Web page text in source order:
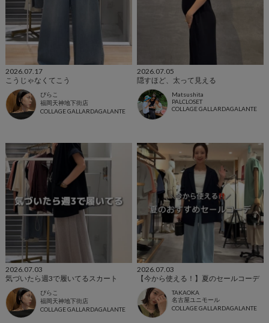
2026.07.17
こうじゃなくてこう
ぴらこ
福岡天神地下街店
COLLAGE GALLARDAGALANTE
2026.07.05
隠すほど、太って見える
Matsushita
PALCLOSET
COLLAGE GALLARDAGALANTE
2026.07.03
気づいたら週3で履いてるスカート
ぴらこ
福岡天神地下街店
COLLAGE GALLARDAGALANTE
2026.07.03
【今から使える！】夏のセールコーデ
TAKAOKA
名古屋ユニモール
COLLAGE GALLARDAGALANTE